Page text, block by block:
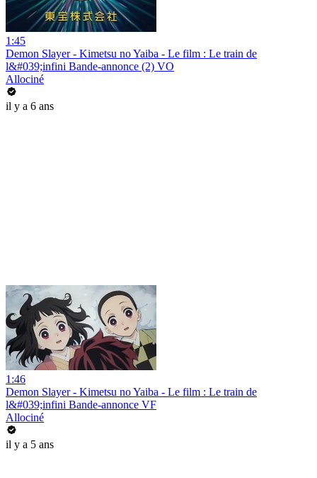
1:45
Demon Slayer - Kimetsu no Yaiba - Le film : Le train de
l&#039;infini Bande-annonce (2) VO
Allociné
il y a 6 ans
1:46
Demon Slayer - Kimetsu no Yaiba - Le film : Le train de
l&#039;infini Bande-annonce VF
Allociné
il y a 5 ans